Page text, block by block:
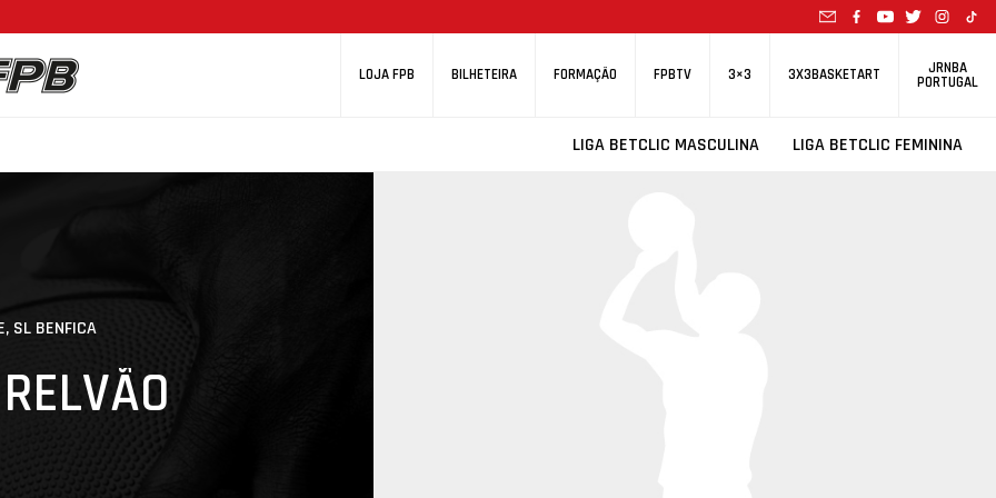
LOJA FPB BILHETEIRA FORMAÇÃO FPBTV 3×3 3X3BASKETART JRNBA
PORTUGAL
LIGA BETCLIC MASCULINA LIGA BETCLIC FEMININA
SL BENFICA